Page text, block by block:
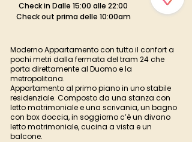
Check in Dalle 15:00 alle 22:00
Check out prima delle 10:00am
Moderno Appartamento con tutto il confort a
pochi metri dalla fermata del tram 24 che
porta direttamente al Duomo e la
metropolitana.
Appartamento al primo piano in uno stabile
residenziale. Composto da una stanza con
letto matrimoniale e una scrivania, un bagno
con box doccia, in soggiorno c’è un divano
letto matrimoniale, cucina a vista e un
balcone.